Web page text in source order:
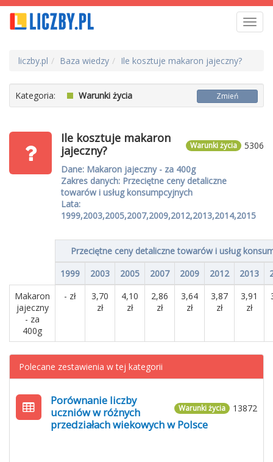
liczby.pl Baza wiedzy Ile kosztuje makaron jajeczny?
Kategoria: Warunki życia Zmień
5306
Warunki życia
Ile kosztuje makaron
jajeczny?
Dane: Makaron jajeczny - za 400g
Zakres danych: Przeciętne ceny detaliczne
towarów i usług konsumpcyjnych
Lata:
1999,2003,2005,2007,2009,2012,2013,2014,2015
Przeciętne ceny detaliczne towarów i usług
1999
2003 2005 2007 2009 2012 2013
Makaron
jajeczny
- za
400g
- zł
3,70
zł
4,10
zł
2,86
zł
3,64
zł
3,87
zł
3,91
zł
Polecane zestawienia w tej kategorii
13872
Warunki życia
Porównanie liczby
uczniów w różnych
przedziałach wiekowych w Polsce